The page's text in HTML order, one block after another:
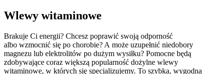
Wlewy witaminowe
Brakuje Ci energii? Chcesz poprawić swoją odporność
albo wzmocnić się po chorobie? A może uzupełnić niedobory
magnezu lub elektrolitów po dużym wysiłku? Pomocne będą
zdobywające coraz większą popularność dożylne wlewy
witaminowe, w których się specjalizujemy. To szybka, wygodna